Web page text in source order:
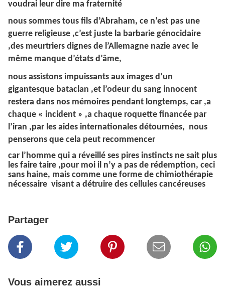
voudrai leur dire ma fraternité
nous sommes tous fils d’Abraham, ce n’est pas une
guerre religieuse ,c’est juste la barbarie génocidaire
,des meurtriers dignes de l’Allemagne nazie avec le
même manque d’états d’âme,
nous assistons impuissants aux images d’un
gigantesque bataclan ,et l’odeur du sang innocent
restera dans nos mémoires pendant longtemps, car ,a
chaque « incident » ,a chaque roquette financée par
l’iran ,par les aides internationales détournées, nous
penserons que cela peut recommencer
car l’homme qui a réveillé ses pires instincts ne sait plus
les faire taire ,pour moi il n’y a pas de rédemption, ceci
sans haine, mais comme une forme de chimiothérapie
nécessaire visant a détruire des cellules cancéreuses
Partager
Vous aimerez aussi